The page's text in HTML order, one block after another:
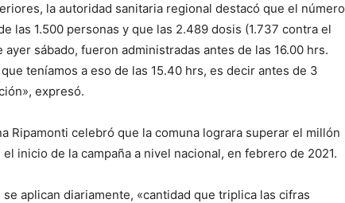
la autoridad sanitaria regional destacó que el número
las 1.500 personas y que las 2.489 dosis (1.737 contra el
sábado, fueron administradas antes de las 16.00 hrs.
teníamos a eso de las 15.40 hrs, es decir antes de 3
expresó.
Ripamonti celebró que la comuna lograra superar el millón
inicio de la campaña a nivel nacional, en febrero de 2021.
aplican diariamente, «cantidad que triplica las cifras